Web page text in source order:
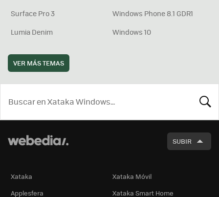
Surface Pro 3
Windows Phone 8.1 GDR1
Lumia Denim
Windows 10
VER MÁS TEMAS
SUBIR
Xataka
Xataka Móvil
Applesfera
Xataka Smart Home